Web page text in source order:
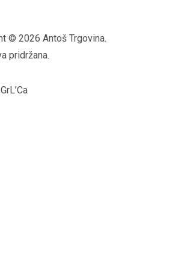
© 2026 Antoš Trgovina.
pridržana.